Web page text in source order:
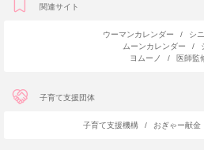
関連サイト
ウーマンカレンダー /
シ
ムーンカレンダー
/
ヨムーノ
/ 医師監
子育て支援団体
子育て支援機構 / おぎゃー献金